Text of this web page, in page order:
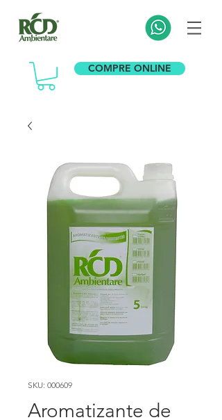
COMPRE ONLINE
SKU: 000609
Aromatizante de